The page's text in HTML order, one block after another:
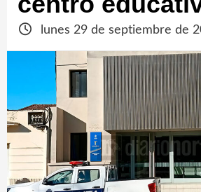
lunes 29 de septiembre de